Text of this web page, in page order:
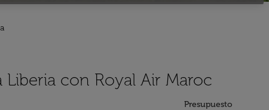
Liberia con Royal Air Maroc
Presupuesto